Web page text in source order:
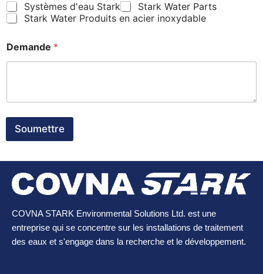
Systèmes d'eau Stark
Stark Water Parts
Stark Water Produits en acier inoxydable
Demande *
Soumettre
COVNA STARK Environmental Solutions Ltd. est une
entreprise qui se concentre sur les installations de traitement
des eaux et s'engage dans la recherche et le développement.